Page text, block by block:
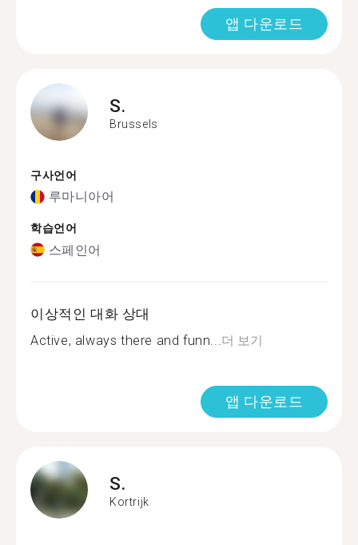
앱 다운로드
S.
Brussels
구사언어
루마니아어
학습언어
스페인어
이상적인 대화 상대
Active, always there and funn... 더 보기
앱 다운로드
S.
Kortrijk